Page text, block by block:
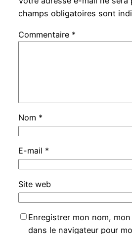
champs obligatoires sont
Commentaire *
Nom *
E-mail *
Site web
Enregistrer mon nom,
dans le navigateur pour